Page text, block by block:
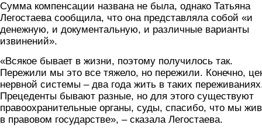
Сумма компенсации названа не была, однако Татьяна
Легостаева сообщила, что она представляла собой «и
денежную, и документальную, и различные варианты
извинений».
«Всякое бывает в жизни, поэтому получилось так.
Пережили мы это все тяжело, но пережили. Конечно,
нервной системы – два года жить в таких
Прецеденты бывают разные, но для этого существуют
правоохранительные органы, суды, спасибо, что мы
в правовом государстве», – сказала Легостаева.